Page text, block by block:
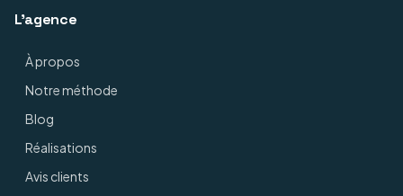
L'agence
À propos
Notre méthode
Blog
Réalisations
Avis clients